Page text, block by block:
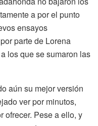
a por el punto
ensayos
parte de Lorena
los que se sumaron las
aún su mejor versión
ver por minutos,
ofrecer. Pese a ello, y